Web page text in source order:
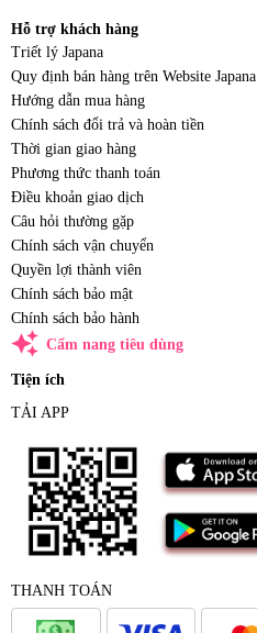
Hỗ trợ khách hàng
Triết lý Japana
Quy định bán hàng trên Website Japana
Hướng dẫn mua hàng
Chính sách đổi trả và hoàn tiền
Thời gian giao hàng
Phương thức thanh toán
Điều khoản giao dịch
Câu hỏi thường gặp
Chính sách vận chuyển
Quyền lợi thành viên
Chính sách bảo mật
Chính sách bảo hành
auto_awesome Cẩm nang tiêu dùng
Tiện ích
TẢI APP
THANH TOÁN